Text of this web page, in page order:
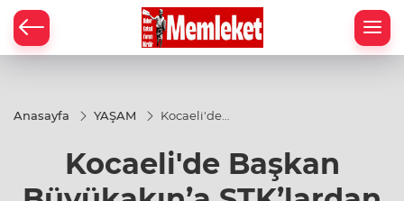
Anasayfa YAŞAM
Kocaeli'de
STK’lardan
ziyaret akını
Kocaeli'de Başkan